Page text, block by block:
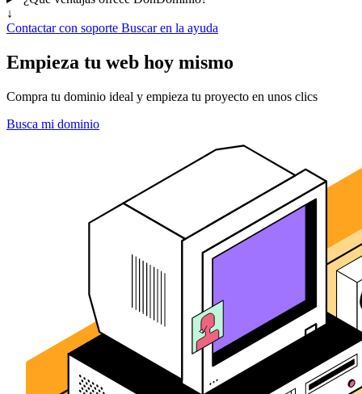
↓
Contactar con soporte Buscar en la ayuda
Empieza tu web hoy mismo
Compra tu dominio ideal y empieza tu proyecto en unos clics
Busca mi dominio